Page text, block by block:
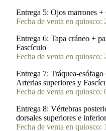
Entrega 5: Ojos marrones
Fecha de venta en quiosco:
Entrega 6: Tapa cráneo +
Fascículo
Fecha de venta en quiosco:
Entrega 7: Tráquea-
Arterias superiores y
Fecha de venta en quiosco:
Entrega 8: Vértebras
dorsales superiores e
Fecha de venta en quiosco: